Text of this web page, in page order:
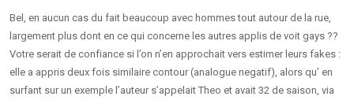
Bel, en aucun cas du fait beaucoup avec hommes tout autour de la rue,
largement plus dont en ce qui concerne les autres applis de voit gays ??
Votre serait de confiance si l’on n’en approchait vers estimer leurs fakes :
elle a appris deux fois similaire contour (analogue negatif), alors qu’ en
surfant sur un exemple l’auteur s’appelait Theo et avait 32 de saison, via